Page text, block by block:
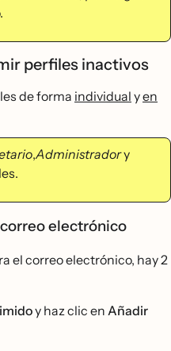
perfiles inactivos
de forma individual yen
,Administradory
electrónico
el correo electrónico, hay 2
y haz clic en Añadir